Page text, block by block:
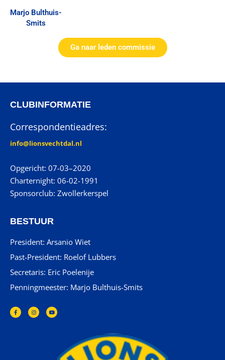
Marjo Bulthuis-
Smits
Ga naar leden commissie
CLUBINFORMATIE
Correspondentieadres:
info@lionsvechtdal.nl
Opgericht: 07-03–2020
Charternight: 06-02-1991
Sponsorclub: Zwollerkerspel
BESTUUR
President: Arsanio Wiet
Past-President: Roelof Lubbers
Secretaris: Eric Poelenije
Penningmeester: Marjo Bulthuis-Smits